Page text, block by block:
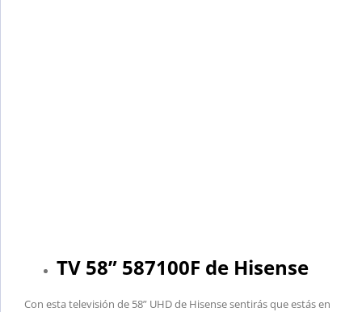
TV 58” 587100F de Hisense
Con esta televisión de 58” UHD de Hisense sentirás que estás en